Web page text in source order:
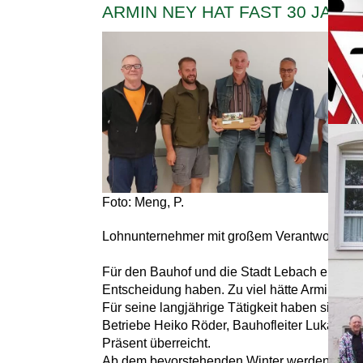
Was
Was
In
und
am
er
ARMIN NEY HAT FAST 30
Foto: Meng, P.
Lohnunternehmer mit großem
Für den Bauhof und die Stadt Lebach ein
Entscheidung haben. Zu viel hätte Armin
Für seine langjährige Tätigkeit haben sich
Betriebe Heiko Röder, Bauhofleiter Lukas
Präsent überreicht.